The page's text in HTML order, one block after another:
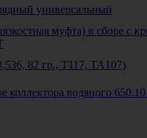
универсальный
муфта) в сборе с
82 гр., Т117, ТА107)
коллектора водяного